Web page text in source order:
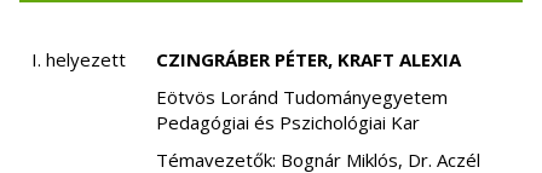
I. helyezett
CZINGRÁBER PÉTER, KRAFT ALEXIA
Eötvös Loránd Tudományegyetem
Pedagógiai és Pszichológiai Kar
Témavezetők: Bognár Miklós, Dr. Aczél